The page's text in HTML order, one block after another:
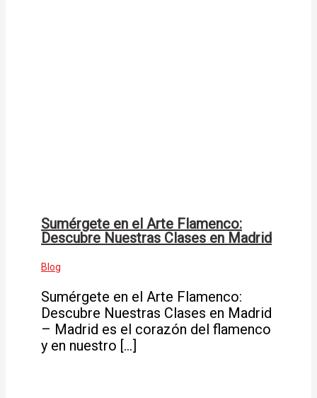
Sumérgete en el Arte Flamenco:
Descubre Nuestras Clases en Madrid
Blog
Sumérgete en el Arte Flamenco:
Descubre Nuestras Clases en Madrid
– Madrid es el corazón del flamenco
y en nuestro […]